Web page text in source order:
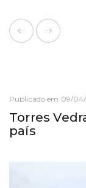
Publicado em 09/04/
Torres
país